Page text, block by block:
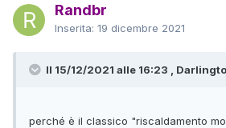
Randbr
Inserita: 19 dicembre 2021
Il 15/12/2021 alle 16:23 ,
perché è il classico "riscaldamento